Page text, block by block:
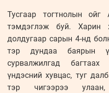
Тусгаар тогтнолын
тэмдэглэж буй. Харин
долдугаар сарын 4-нд
тэр дундаа баярын
сурвалжилгад
үндэсний хувцас, туг
тэр чигээрээ